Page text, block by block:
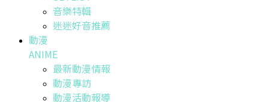
音樂特輯
迷迷好音推薦
動漫
ANIME
最新動漫情報
動漫專訪
動漫活動報導